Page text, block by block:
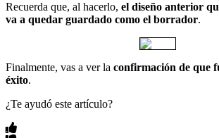
Recuerda que, al hacerlo, el diseño anterior
va a quedar guardado como el borrador.
Finalmente, vas a ver la confirmación de que
éxito.
¿Te ayudó este artículo?